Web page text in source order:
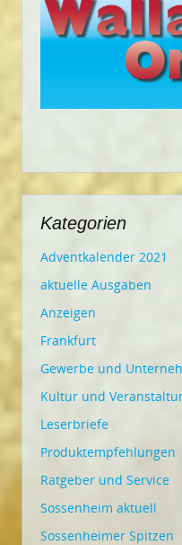
Kategorien
Adventkalender 2021
aktuelle Ausgaben
Anzeigen
Frankfurt
Gewerbe und
Kultur und
Leserbriefe
Produktempfehlungen
Ratgeber und Service
Sossenheim aktuell
Sossenheimer Spitzen